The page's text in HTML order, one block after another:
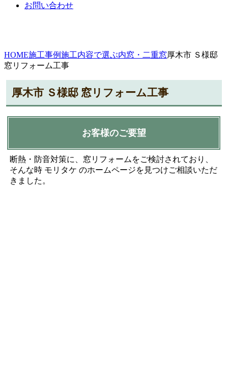
お問い合わせ
HOME施工事例施工内容で選ぶ内窓・二重窓厚木市 Ｓ様邸
窓リフォーム工事
厚木市 Ｓ様邸 窓リフォーム工事
お客様のご要望
断熱・防音対策に、窓リフォームをご検討されており、
そんな時 モリタケ のホームページを見つけご相談いただ
きました。